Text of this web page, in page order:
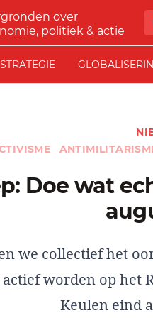
over
politiek & actie
STRATEGIE
we collectief het
actief worden op
Keulen eind